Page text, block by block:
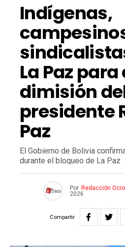
Indígenas,
La Paz
dimisión
presidente
Paz
El Gobierno de Bolivia
durante el bloqueo de La Paz
Por Redacción
2026
Compartir